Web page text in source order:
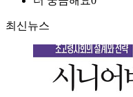
최신뉴스